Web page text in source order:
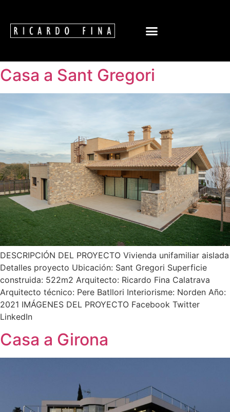
Casa a Sant Gregori
DESCRIPCIÓN DEL PROYECTO Vivienda unifamiliar aislada
Detalles proyecto Ubicación: Sant Gregori Superficie
construida: 522m2 Arquitecto: Ricardo Fina Calatrava
Arquitecto técnico: Pere Batllori Interiorisme: Norden Año:
2021 IMÁGENES DEL PROYECTO Facebook Twitter
LinkedIn
Casa a Girona